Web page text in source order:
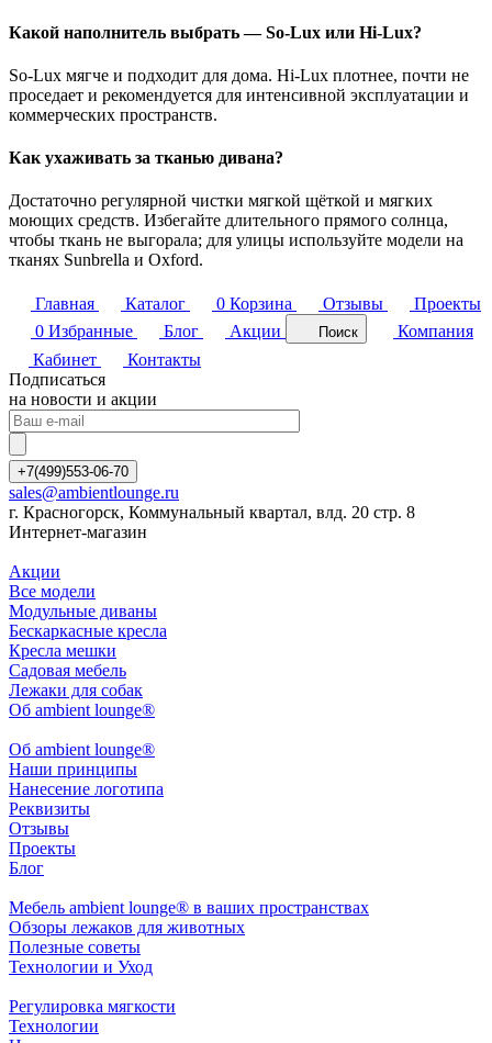
Какой наполнитель выбрать — So-Lux или Hi-Lux?
So-Lux мягче и подходит для дома. Hi-Lux плотнее, почти не
проседает и рекомендуется для интенсивной эксплуатации и
коммерческих пространств.
Как ухаживать за тканью дивана?
Достаточно регулярной чистки мягкой щёткой и мягких
моющих средств. Избегайте длительного прямого солнца,
чтобы ткань не выгорала; для улицы используйте модели на
тканях Sunbrella и Oxford.
Главная Каталог 0 Корзина Отзывы
Проекты
0 Избранные Блог Акции Поиск
Компания
Кабинет
Контакты
Подписаться
на новости и акции
+7(499)553-06-70
sales@ambientlounge.ru
г. Красногорск, Коммунальный квартал, влд. 20 стр. 8
Интернет-магазин
Акции
Все модели
Модульные диваны
Бескаркасные кресла
Кресла мешки
Садовая мебель
Лежаки для собак
Об ambient lounge®
Oб ambient lounge®
Наши принципы
Нанесение логотипа
Реквизиты
Отзывы
Проекты
Блог
Мебель ambient lounge® в ваших пространствах
Обзоры лежаков для животных
Полезные советы
Технологии и Уход
Регулировка мягкости
Технологии